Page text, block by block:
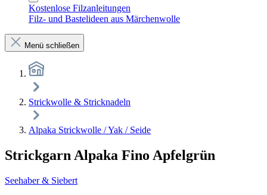
Kostenlose Filzanleitungen
Filz- und Bastelideen aus Märchenwolle
Menü schließen
Strickwolle & Stricknadeln
Alpaka Strickwolle / Yak / Seide
Strickgarn Alpaka Fino Apfelgrün
Seehaber & Siebert